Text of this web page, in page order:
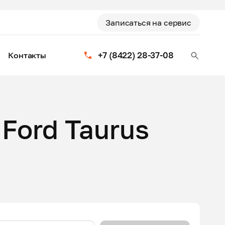
Записаться на сервис
+7 (8422) 28-37-08
Контакты
Taurus